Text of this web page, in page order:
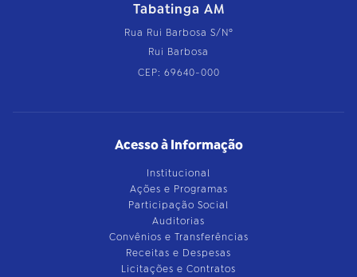
Tabatinga AM
Rua Rui Barbosa S/Nº
Rui Barbosa
CEP: 69640-000
Acesso à Informação
Institucional
Ações e Programas
Participação Social
Auditorias
Convênios e Transferências
Receitas e Despesas
Licitações e Contratos